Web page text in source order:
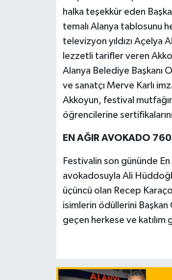
halka teşekkür eden
temalı Alanya tablosunu
televizyon yıldızı Açelya
lezzetli tarifler veren
Alanya Belediye Başkanı
ve sanatçı Merve Karlı
Akkoyun, festival
öğrencilerine
EN AĞIR AVOKADO
Festivalin son gününde
avokadosuyla Ali
üçüncü olan Recep
isimlerin ödüllerini
geçen herkese ve